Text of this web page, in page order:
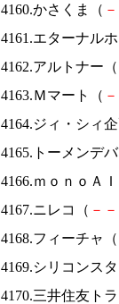
4160.かさくま（ －
4161.エターナル
4162.アルトナー（
4163.Ｍマート（ －
4164.ジィ・シィ
4165.トーメンデ
4166.ｍｏｎｏＡ
4167.ニレコ（ － －
4168.フィーチャ（
4169.シリコンス
4170.三井住友ト